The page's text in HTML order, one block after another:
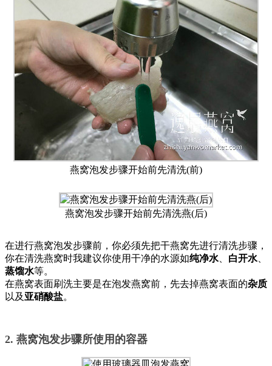
燕窝泡发步骤开始前先清洗(前)
燕窝泡发步骤开始前先清洗燕(后)
在进行燕窝泡发步骤前，你必须先把干燕窝先进行清洗步骤，
你在清洗燕窝时我建议你使用干净的水源如纯净水 白开水
蒸馏水等。
在燕窝表面刷洗主要是在泡发燕窝前，先去掉燕窝表面的杂质
以及 亚硝酸盐。
2. 燕窝泡发步骤所使用的容器